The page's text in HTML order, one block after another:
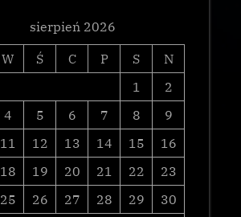
sierpień 2026
W Ś C P S
N
1
2
4 5 6 7 8
9
11 12 13 14 15
16
18 19 20 21 22
23
25 26 27 28 29
30